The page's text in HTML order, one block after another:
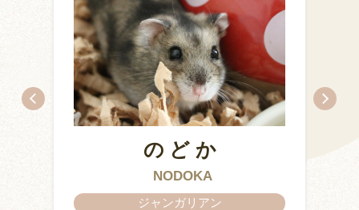
KURIMARU
のどか
NODOKA
ジャンガリアン
CHITOSE
CHATARO
IZUMO & OKUNI
ARARE
KISUKE